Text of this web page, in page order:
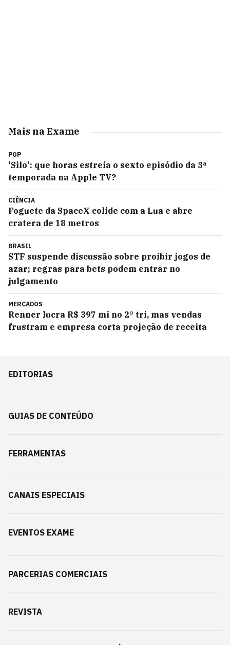
Mais na Exame
POP
'Silo': que horas estreia o sexto episódio da 3ª
temporada na Apple TV?
CIÊNCIA
Foguete da SpaceX colide com a Lua e abre
cratera de 18 metros
BRASIL
STF suspende discussão sobre proibir jogos de
azar; regras para bets podem entrar no
julgamento
MERCADOS
Renner lucra R$ 397 mi no 2° tri, mas vendas
frustram e empresa corta projeção de receita
EDITORIAS
GUIAS DE CONTEÚDO
FERRAMENTAS
CANAIS ESPECIAIS
EVENTOS EXAME
PARCERIAS COMERCIAIS
REVISTA